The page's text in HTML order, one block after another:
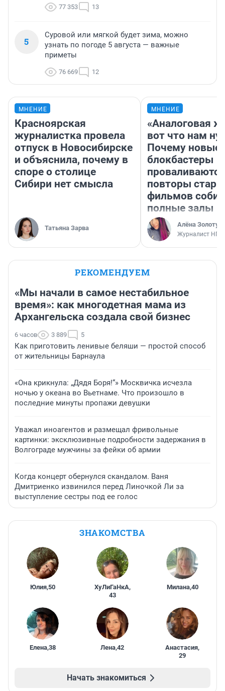
77 353 13
5
Суровой или мягкой будет зима, можно
узнать по погоде 5 августа — важные
приметы
76 669 12
МНЕНИЕ
Красноярская
журналистка провела
отпуск в Новосибирске
и объяснила, почему в
споре о столице
Сибири нет смысла
Татьяна Зарва
МНЕНИЕ
«Аналоговая
вот что нам
Почему новые
блокбастеры
повторы
фильмов
полные залы
Алёна
Журналист НГС
РЕКОМЕНДУЕМ
«Мы начали в самое нестабильное
время»: как многодетная мама из
Архангельска создала свой бизнес
6 часов 3 889 5
Как приготовить ленивые беляши — простой способ
от жительницы Барнаула
«Она крикнула: „Дядя Боря!“» Москвичка исчезла
ночью у океана во Вьетнаме. Что произошло в
последние минуты пропажи девушки
Уважал иноагентов и размещал фривольные
картинки: эксклюзивные подробности задержания в
Волгограде мужчины за фейки об армии
Когда концерт обернулся скандалом. Ваня
Дмитриенко извинился перед Линочкой Ли за
выступление сестры под ее голос
ЗНАКОМСТВА
Юлия,50 ХуЛиГаНкА,
43
Милана,40
Елена,38 Лена,42 Анастасия,
29
Начать знакомиться